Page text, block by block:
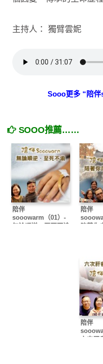
主持人： 獨臂雲妮
Sooo更多 “陪
SOOO推薦……
陪伴
sooowarm（01）-
無論順逆．至死不渝
陪伴
陪著你
陪伴
六次肝